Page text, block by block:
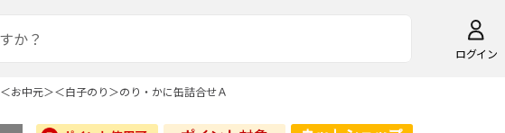
ログイン
＜お中元＞＜白子のり＞のり・かに缶詰合せＡ